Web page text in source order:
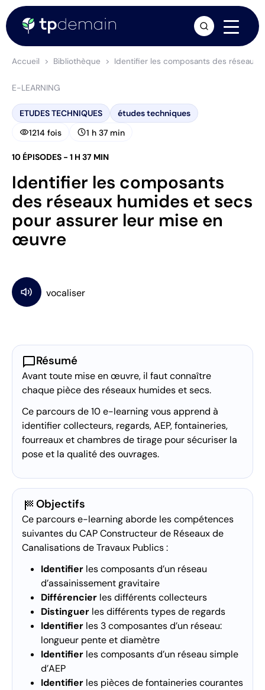
Accueil Bibliothèque Identifier les composants des réseaux
E-LEARNING
ETUDES TECHNIQUES études techniques
visibility1214 fois schedule1 h 37 min
10 ÉPISODES - 1 H 37 MIN
Identifier les composants
des réseaux humides et secs
pour assurer leur mise en
œuvre
chat_bubbleRésumé
Avant toute mise en œuvre, il faut connaître
chaque pièce des réseaux humides et secs.
Ce parcours de 10 e-learning vous apprend à
identifier collecteurs, regards, AEP, fontaineries,
fourreaux et chambres de tirage pour sécuriser la
pose et la qualité des ouvrages.
sports_score Objectifs
Ce parcours e-learning aborde les compétences
suivantes du CAP Constructeur de Réseaux de
Canalisations de Travaux Publics :
Identifier les composants d’un réseau
d’assainissement gravitaire
Différencier les différents collecteurs
Distinguer les différents types de regards
Identifier les 3 composantes d’un réseau:
longueur pente et diamètre
Identifier les composants d’un réseau simple
d’AEP
Identifier les pièces de fontaineries courantes
arrow_forward